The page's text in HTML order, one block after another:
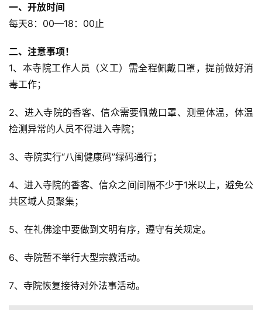
一、开放时间
每天8：00—18：00止
二、注意事项！
1、本寺院工作人员（义工）需全程佩戴口罩，提前做好消
毒工作；
2、进入寺院的香客、信众需要佩戴口罩、测量体温，体温
检测异常的人员不得进入寺院；
3、寺院实行“八闽健康码”绿码通行；
4、进入寺院的香客、信众之间间隔不少于1米以上，避免公
共区域人员聚集；
5、在礼佛途中要做到文明有序，遵守有关规定。
6、寺院暂不举行大型宗教活动。
7、寺院恢复接待对外法事活动。